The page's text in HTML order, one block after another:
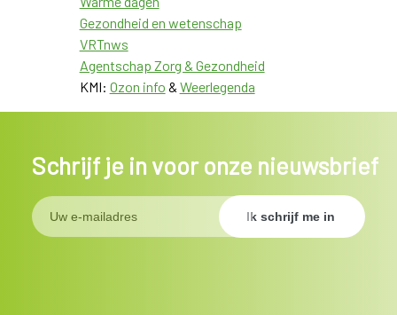
Gezondheid en wetenschap
VRTnws
Agentschap Zorg & Gezondheid
KMI: Ozon info & Weerlegenda
Schrijf je in voor onze nieuwsbrief